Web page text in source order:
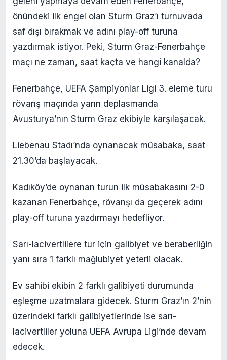
önündeki ilk engel olan Sturm Graz’ı turnuvada
saf dışı bırakmak ve adını play-off turuna
yazdırmak istiyor. Peki, Sturm Graz-Fenerbahçe
maçı ne zaman, saat kaçta ve hangi kanalda?
Fenerbahçe, UEFA Şampiyonlar Ligi 3. eleme turu
rövanş maçında yarın deplasmanda
Avusturya’nın Sturm Graz ekibiyle karşılaşacak.
Liebenau Stadı’nda oynanacak müsabaka, saat
21.30’da başlayacak.
Kadıköy’de oynanan turun ilk müsabakasını 2-0
kazanan Fenerbahçe, rövanşı da geçerek adını
play-off turuna yazdırmayı hedefliyor.
Sarı-lacivertlilere tur için galibiyet ve beraberliğin
yanı sıra 1 farklı mağlubiyet yeterli olacak.
Ev sahibi ekibin 2 farklı galibiyeti durumunda
eşleşme uzatmalara gidecek. Sturm Graz’ın 2’nin
üzerindeki farklı galibiyetlerinde ise sarı-
lacivertliler yoluna UEFA Avrupa Ligi’nde devam
edecek.